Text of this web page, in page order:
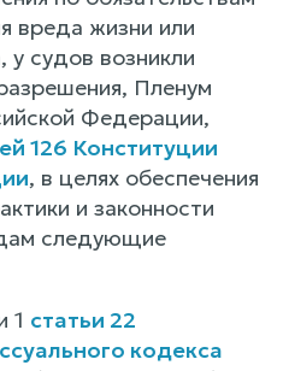
вреда жизни или
судов возникли
Пленум
Федерации,
126 Конституции
, в целях обеспечения
и законности
следующие
1 статьи 22
кодекса